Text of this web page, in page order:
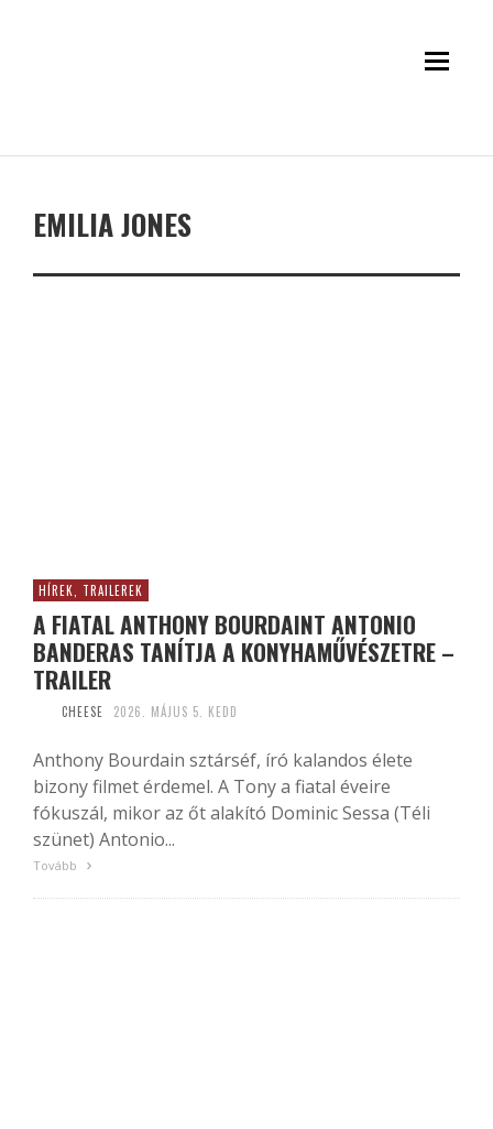
EMILIA JONES
HÍREK, TRAILEREK
A FIATAL ANTHONY BOURDAINT ANTONIO
BANDERAS TANÍTJA A KONYHAMŰVÉSZETRE –
TRAILER
CHEESE 2026. MÁJUS 5. KEDD
Anthony Bourdain sztárséf, író kalandos élete
bizony filmet érdemel. A Tony a fiatal éveire
fókuszál, mikor az őt alakító Dominic Sessa (Téli
szünet) Antonio...
Tovább